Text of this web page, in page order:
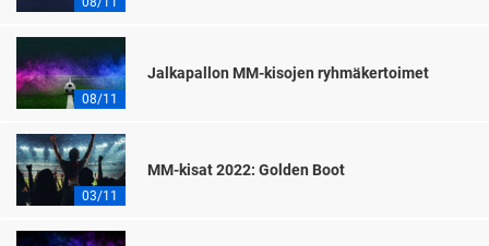
08/11
Jalkapallon MM-kisojen ryhmäkertoimet
03/11
MM-kisat 2022: Golden Boot